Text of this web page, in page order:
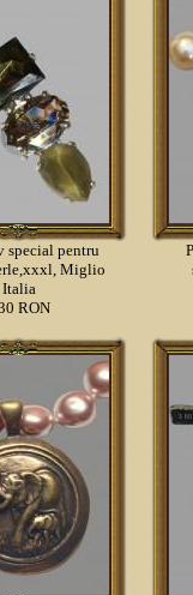
special pentru
Miglio
Italia
RON